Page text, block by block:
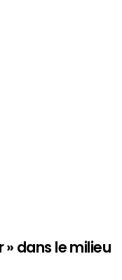
» dans le milieu